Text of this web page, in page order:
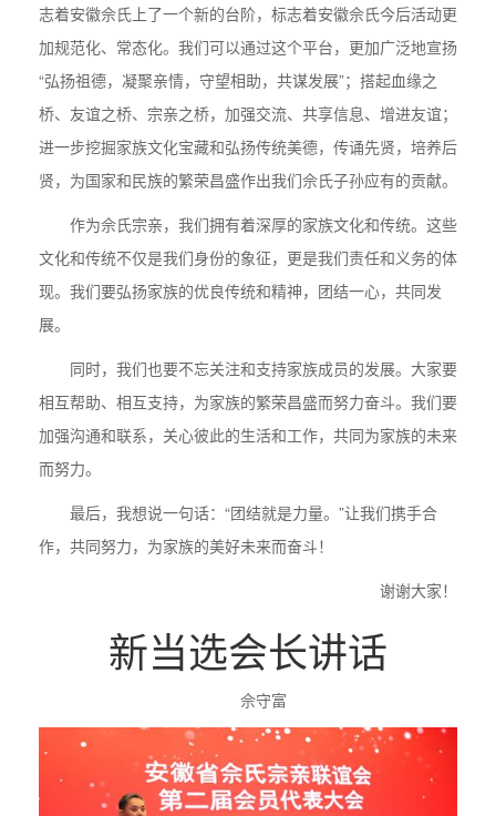
志着安徽佘氏上了一个新的台阶，标志着安徽佘氏今后活动更
加规范化、常态化。我们可以通过这个平台，更加广泛地宣扬
“弘扬祖德，凝聚亲情，守望相助，共谋发展”；搭起血缘之
桥、友谊之桥、宗亲之桥，加强交流、共享信息、增进友谊；
进一步挖掘家族文化宝藏和弘扬传统美德，传诵先贤，培养后
贤，为国家和民族的繁荣昌盛作出我们佘氏子孙应有的贡献。
作为佘氏宗亲，我们拥有着深厚的家族文化和传统。这些
文化和传统不仅是我们身份的象征，更是我们责任和义务的体
现。我们要弘扬家族的优良传统和精神，团结一心，共同发
展。
同时，我们也要不忘关注和支持家族成员的发展。大家要
相互帮助、相互支持，为家族的繁荣昌盛而努力奋斗。我们要
加强沟通和联系，关心彼此的生活和工作，共同为家族的未来
而努力。
最后，我想说一句话：“团结就是力量。”让我们携手合
作，共同努力，为家族的美好未来而奋斗！
谢谢大家！
新当选会长讲话
佘守富